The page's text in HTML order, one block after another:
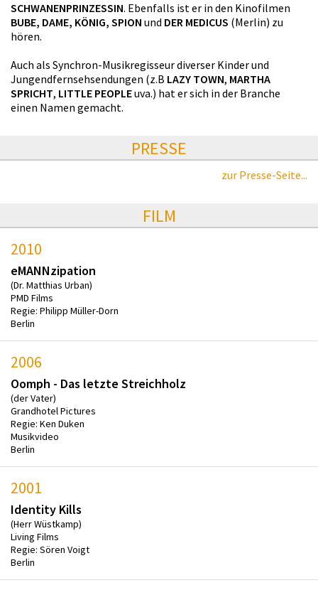
SCHWANENPRINZESSIN. Ebenfalls ist er in den Kinofilmen
BUBE, DAME, KÖNIG, SPION und DER MEDICUS (Merlin) zu
hören.
Auch als Synchron-Musikregisseur diverser Kinder und
Jungendfernsehsendungen (z.B LAZY TOWN, MARTHA
SPRICHT, LITTLE PEOPLEuva.) hat er sich in der Branche
einen Namen gemacht.
PRESSE
zur Presse-Seite...
FILM
2010
eMANNzipation
(Dr. Matthias Urban)
PMD Films
Regie: Philipp Müller-Dorn
Berlin
2006
Oomph - Das letzte Streichholz
(der Vater)
Grandhotel Pictures
Regie: Ken Duken
Musikvideo
Berlin
2001
Identity Kills
(Herr Wüstkamp)
Living Films
Regie: Sören Voigt
Berlin